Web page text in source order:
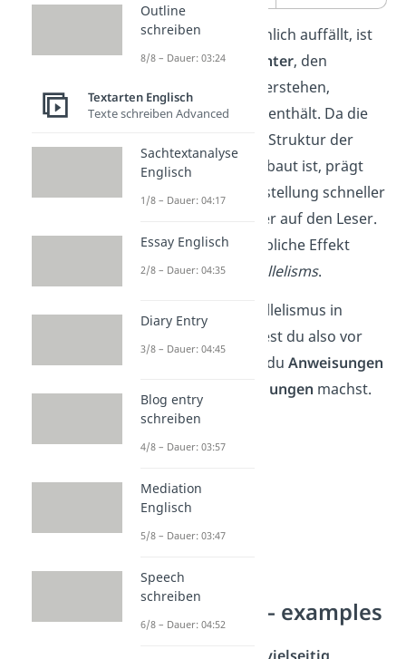
Wie dir wahrscheinlich auffällt, ist
es um einiges
leichter, den
Textabschnitt zu verstehen,
derParallelismen
enthält. Da die
grammatikalische Struktur der
Sätze gleich aufgebaut ist, prägt
sich die Aufgabenstellung schneller
ein und wirkt klarer auf den Leser.
Das ist auch der übliche Effekt
(effect)eines parallelisms.
Einen Parallelismus in
Englisch verwendest du also vor
allem dann, wenn duAnweisungen
Aufzählungen machst.
Parallelism – examples
Outline
schreiben
8/8 – Dauer: 03:24
Textarten Englisch
Texte schreiben Advanced
Sachtextanalyse
Englisch
1/8 – Dauer: 04:17
Essay Englisch
2/8 – Dauer: 04:35
Diary Entry
3/8 – Dauer: 04:45
Blog entry
schreiben
4/8 – Dauer: 03:57
Mediation
Englisch
5/8 – Dauer: 03:47
Speech
schreiben
6/8 – Dauer: 04:52